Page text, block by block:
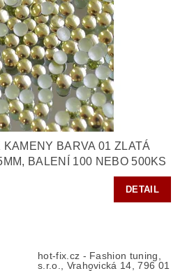
KAMENY BARVA 01 ZLATÁ
BALENÍ 100 NEBO 500KS
DETAIL
hot-fix.cz - Fashion tuning,
s.r.o., Vrahovická 14, 796 01